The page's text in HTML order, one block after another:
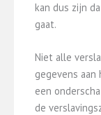
kan dus zijn
gaat.
Niet alle
gegevens aan
een
de